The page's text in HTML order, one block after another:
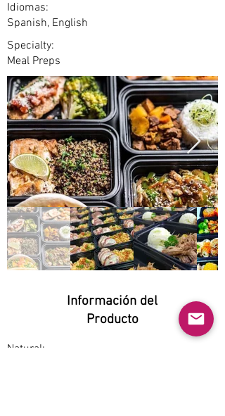
Idiomas:
Spanish, English
Specialty:
Meal Preps
Información del
Producto
Natural: